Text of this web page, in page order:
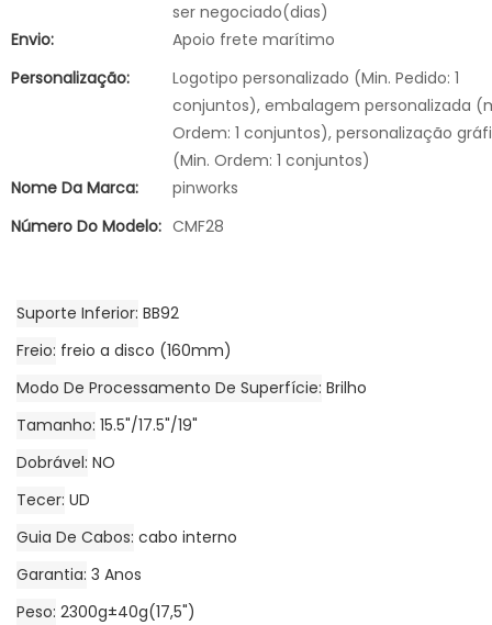
ser negociado(dias)
Envio:
Apoio frete marítimo
Personalização:
Logotipo personalizado (Min. Pedido: 1
conjuntos), embalagem personalizada
Ordem: 1 conjuntos), personalização
(Min. Ordem: 1 conjuntos)
Nome Da Marca:
pinworks
Número Do Modelo: CMF28
Suporte Inferior BB92
Freio freio a disco (160mm)
Modo De Processamento De Superfície Brilho
Tamanho 15.5"/17.5"/19"
Dobrável NO
Tecer UD
Guia De Cabos cabo interno
Garantia 3 Anos
Peso 2300g±40g(17,5")